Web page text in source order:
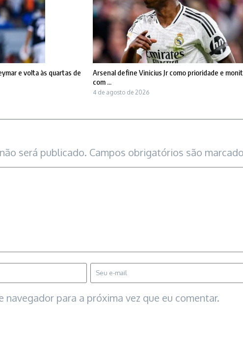
e volta às quartas de
Arsenal define Vinicius Jr como prioridade e
com ...
4 de agosto de 2026
será publicado. Campos obrigatórios são
navegador para a próxima vez que eu comentar.